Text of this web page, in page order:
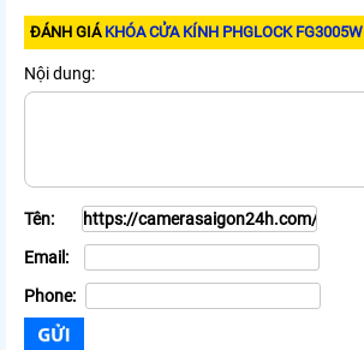
ĐÁNH GIÁ KHÓA CỬA KÍNH PHGLOCK FG3005W
Nội dung:
Tên:
Email:
Phone: